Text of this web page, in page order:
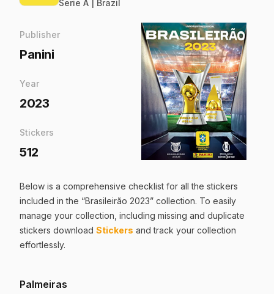
Serie A | Brazil
Publisher
Panini
Year
2023
Stickers
512
Below is a comprehensive checklist for all the stickers
included in the “Brasileirão 2023” collection. To easily
manage your collection, including missing and duplicate
stickers download Stickers and track your collection
effortlessly.
Palmeiras